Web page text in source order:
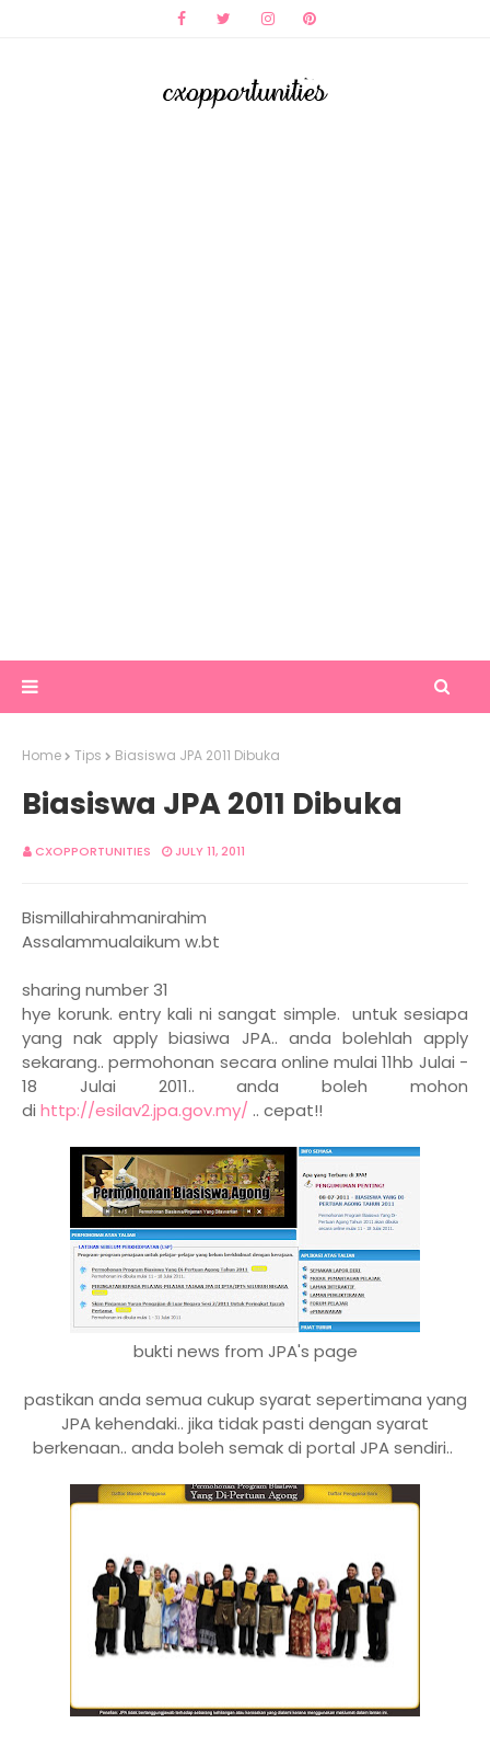
Home Tips Biasiswa JPA 2011 Dibuka
Biasiswa JPA 2011 Dibuka
CXOPPORTUNITIES JULY 11, 2011
Bismillahirahmanirahim
Assalammualaikum w.bt
sharing number 31
hye korunk. entry kali ni sangat simple. untuk sesiapa
yang nak apply biasiwa JPA.. anda bolehlah apply
sekarang.. permohonan secara online mulai 11hb Julai -
18 Julai 2011.. anda boleh mohon
di http://esilav2.jpa.gov.my/ .. cepat!!
bukti news from JPA's page
pastikan anda semua cukup syarat sepertimana yang
JPA kehendaki.. jika tidak pasti dengan syarat
berkenaan.. anda boleh semak di portal JPA sendiri..